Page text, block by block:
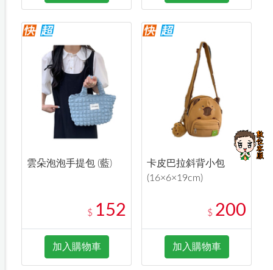
雲朵泡泡手提包 (藍)
$ 152
加入購物車
卡皮巴拉斜背小包
(16×6×19cm)
$ 200
加入購物車